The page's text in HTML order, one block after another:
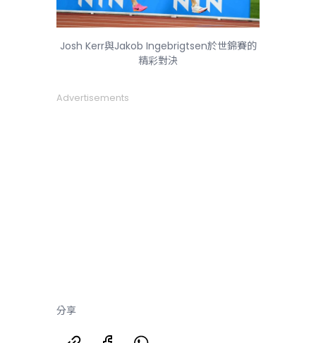
Josh Kerr與Jakob Ingebrigtsen於世錦賽的
精彩對決
Advertisements
分享